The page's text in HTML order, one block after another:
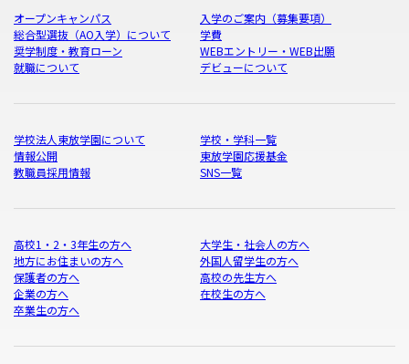
オープンキャンパス
入学のご案内（募集要項）
総合型選抜（AO入学）について
学費
奨学制度・教育ローン
WEBエントリー・WEB出願
就職について
デビューについて
学校法人東放学園について
学校・学科一覧
情報公開
東放学園応援基金
教職員採用情報
SNS一覧
高校1・2・3年生の方へ
大学生・社会人の方へ
地方にお住まいの方へ
外国人留学生の方へ
保護者の方へ
高校の先生方へ
企業の方へ
在校生の方へ
卒業生の方へ